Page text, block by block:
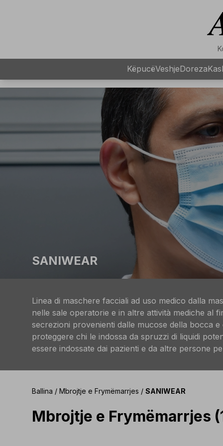
KëpucëVeshjeDoreza
SANIWEAR
Linea di maschere facciali ad uso medico dalla
nelle sale operatorie e in altre attività mediche al
secrezioni provenienti dalle mucose della bocca
proteggere chi le indossa da spruzzi di liquidi
essere indossate dai pazienti e da altre persone
Ballina / Mbrojtje e Frymëmarrjes / SANIWEAR
Mbrojtje e Frymëmarrjes